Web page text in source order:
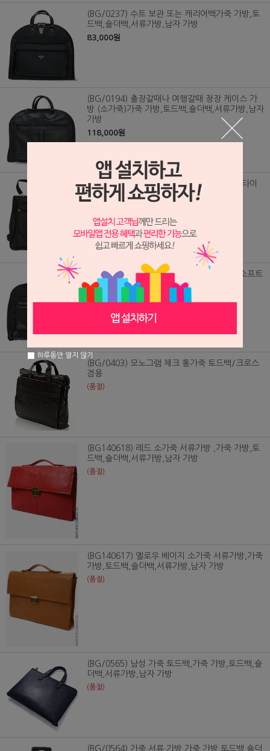
(BG/0237) 수트 보관 또는 캐리어백가죽 가방,토
드백,숄더백,서류가방,남자 가방
83,000원
(BG/0194) 출장갈때나 여행갈때 정장 케이스 가
방 (소가죽)가죽 가방,토드백,숄더백,서류가방,남자
가방
118,000원
(BG/0164) 출장갈때나 여행갈때 정장,셔츠,타이
등을 보관하는 다용도 가방
(BG/0163) 출장갈때나 여행갈때 정장가방 소프트
38,000원
(BG/0403) 모노그램 체크 통가죽 토드백/크로스
겸용
(품절)
(BG140618) 레드 소가죽 서류가방 ,가죽 가방,토
드백,숄더백,서류가방,남자 가방
(품절)
(BG140617) 옐로우 베이지 소가죽 서류가방,가죽
가방,토드백,숄더백,서류가방,남자 가방
(품절)
(BG/0565) 남성 가죽 토드백,가죽 가방,토드백,숄
더백,서류가방,남자 가방
(품절)
(BG/0564) 가죽 서류 가방,가죽 가방,토드백,숄더
하루동안 열지 않기